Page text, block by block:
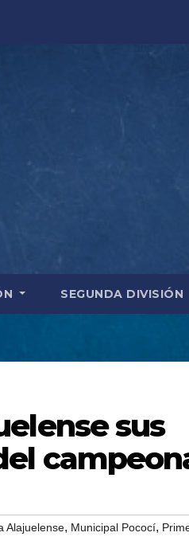
SEGUNDA DIVISIÓN
sus
Alajuelense, Municipal Pococí,